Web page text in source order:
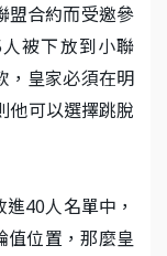
盟合約而受邀參
被下放到小聯
，皇家必須在明
他可以選擇跳脫
40人名單中，
位置，那麼皇